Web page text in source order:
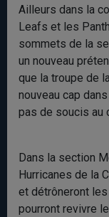
Ailleurs dans la
Leafs et les
sommets de la
un nouveau
que la troupe de
nouveau cap
pas de soucis au
Dans la section
Hurricanes de la
et détrôneront
pourront revivre